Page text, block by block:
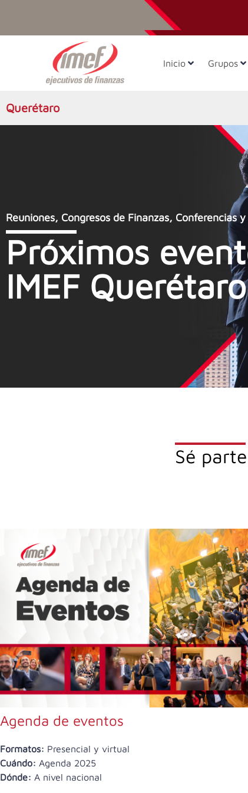
Inicio Grupos
Querétaro
Reuniones, Congresos de Finanzas, Conferencias
Próximos
IMEF Querétaro
Sé
Agenda de eventos
Formatos: Presencial y virtual
Cuándo: Agenda 2025
Dónde: A nivel nacional